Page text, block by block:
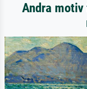
Andra